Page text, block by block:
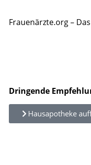
Frauenärzte.org –
Dringende
Hausapotheke